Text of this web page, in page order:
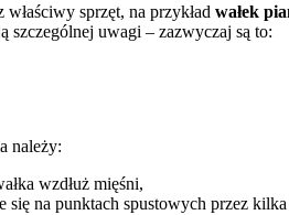
sprzęt, na przykład wałek
szczególnej uwagi – zazwyczaj są to:
należy:
wzdłuż mięśni,
się na punktach spustowych przez kilka